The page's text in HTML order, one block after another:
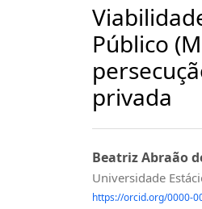
Público
privada
Beatriz Abraão
Universidade
https://orcid.org/0000-